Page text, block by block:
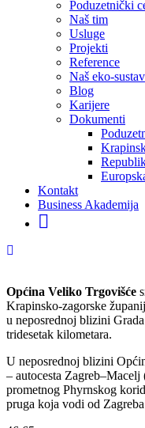
Poduzetnički
Naš tim
Usluge
Projekti
Reference
Naš eko-sustav
Blog
Karijere
Dokumenti
Kontakt
Business Akademija
Općina Veliko Trgovišće
Krapinsko-zagorske
u neposrednoj blizini
tridesetak kilometara.
U neposrednoj blizini
– autocesta
prometnog Phyrnskog
pruga koja vodi od